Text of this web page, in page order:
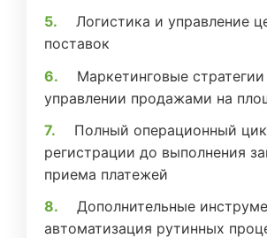
Логистика и управление
поставок
Маркетинговые
управлении продажами на
Полный операционный
регистрации до выполнения
приема платежей
Дополнительные
автоматизация рутинных